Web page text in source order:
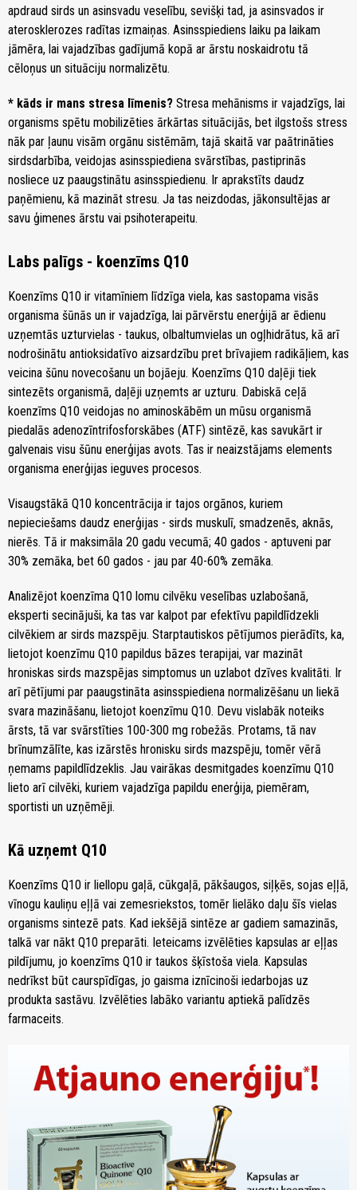
apdraud sirds un asinsvadu veselību, sevišķi tad, ja asinsvados ir
aterosklerozes radītas izmaiņas. Asinsspiediens laiku pa laikam
jāmēra, lai vajadzības gadījumā kopā ar ārstu noskaidrotu tā
cēloņus un situāciju normalizētu.
* kāds ir mans stresa līmenis? Stresa mehānisms ir vajadzīgs, lai
organisms spētu mobilizēties ārkārtas situācijās, bet ilgstošs stress
nāk par ļaunu visām orgānu sistēmām, tajā skaitā var paātrināties
sirdsdarbība, veidojas asinsspiediena svārstības, pastiprinās
nosliece uz paaugstinātu asinsspiedienu. Ir aprakstīts daudz
paņēmienu, kā mazināt stresu. Ja tas neizdodas, jākonsultējas ar
savu ģimenes ārstu vai psihoterapeitu.
Labs palīgs - koenzīms Q10
Koenzīms Q10 ir vitamīniem līdzīga viela, kas sastopama visās
organisma šūnās un ir vajadzīga, lai pārvērstu enerģijā ar ēdienu
uzņemtās uzturvielas - taukus, olbaltumvielas un ogļhidrātus, kā arī
nodrošinātu antioksidatīvo aizsardzību pret brīvajiem radikāļiem, kas
veicina šūnu novecošanu un bojāeju. Koenzīms Q10 daļēji tiek
sintezēts organismā, daļēji uzņemts ar uzturu. Dabiskā ceļā
koenzīms Q10 veidojas no aminoskābēm un mūsu organismā
piedalās adenozīntrifosforskābes (ATF) sintēzē, kas savukārt ir
galvenais visu šūnu enerģijas avots. Tas ir neaizstājams elements
organisma enerģijas ieguves procesos.
Visaugstākā Q10 koncentrācija ir tajos orgānos, kuriem
nepieciešams daudz enerģijas - sirds muskulī, smadzenēs, aknās,
nierēs. Tā ir maksimāla 20 gadu vecumā; 40 gados - aptuveni par
30% zemāka, bet 60 gados - jau par 40-60% zemāka.
Analizējot koenzīma Q10 lomu cilvēku veselības uzlabošanā,
eksperti secinājuši, ka tas var kalpot par efektīvu papildlīdzekli
cilvēkiem ar sirds mazspēju. Starptautiskos pētījumos pierādīts, ka,
lietojot koenzīmu Q10 papildus bāzes terapijai, var mazināt
hroniskas sirds mazspējas simptomus un uzlabot dzīves kvalitāti. Ir
arī pētījumi par paaugstināta asinsspiediena normalizēšanu un liekā
svara mazināšanu, lietojot koenzīmu Q10. Devu vislabāk noteiks
ārsts, tā var svārstīties 100-300 mg robežās. Protams, tā nav
brīnumzālīte, kas izārstēs hronisku sirds mazspēju, tomēr vērā
ņemams papildlīdzeklis. Jau vairākas desmitgades koenzīmu Q10
lieto arī cilvēki, kuriem vajadzīga papildu enerģija, piemēram,
sportisti un uzņēmēji.
Kā uzņemt Q10
Koenzīms Q10 ir liellopu gaļā, cūkgaļā, pākšaugos, siļķēs, sojas eļļā,
vīnogu kauliņu eļļā vai zemesriekstos, tomēr lielāko daļu šīs vielas
organisms sintezē pats. Kad iekšējā sintēze ar gadiem samazinās,
talkā var nākt Q10 preparāti. Ieteicams izvēlēties kapsulas ar eļļas
pildījumu, jo koenzīms Q10 ir taukos šķīstoša viela. Kapsulas
nedrīkst būt caurspīdīgas, jo gaisma iznīcinoši iedarbojas uz
produkta sastāvu. Izvēlēties labāko variantu aptiekā palīdzēs
farmaceits.